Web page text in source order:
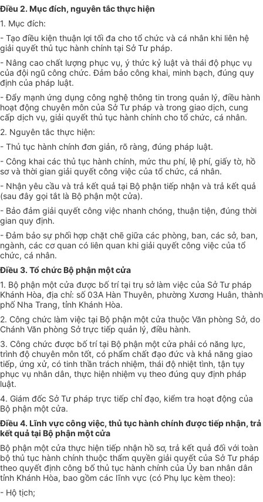
Điều 2. Mục đích, nguyên tắc thực hiện
1. Mục đích:
- Tạo điều kiện thuận lợi tối đa cho tổ chức và cá nhân khi liên hệ
giải quyết thủ tục hành chính tại Sở Tư pháp.
- Nâng cao chất lượng phục vụ, ý thức kỷ luật và thái độ phục vụ
của đội ngũ công chức. Đảm bảo công khai, minh bạch, đúng quy
định của pháp luật.
-Đẩy mạnh ứng dụng công nghệ thông tin trong quản lý, điều hành
hoạt động chuyên môn của Sở Tư pháp và trong giao dịch, cung
cấp dịch vụ, giải quyết thủ tục hành chính cho tổ chức, cá nhân.
2. Nguyên tắc thực hiện:
- Thủ tục hành chính đơn giản, rõ ràng, đúng pháp luật.
- Công khai các thủ tục hành chính, mức thu phí, lệ phí, giấy tờ, hồ
sơ và thời gian giải quyết công việc của tổ chức, cá nhân.
- Nhận yêu cầu và trả kết quả tại Bộ phận tiếp nhận và trả kết quả
(sau đây gọi tắt là Bộ phận một cửa).
- Bảo đảm giải quyết công việc nhanh chóng, thuận tiện, đúng thời
gian quy định.
-Đảm bảo sự phối hợp chặt chẽ giữa các phòng, ban, các sở, ban,
ngành, các cơ quan có liên quan khi giải quyết công việc của tổ
chức, cá nhân.
Điều 3. Tổ chức Bộ phận một cửa
1. Bộ phận một cửa được bố trí tại trụ sở làm việc của Sở Tư pháp
Khánh Hòa, địa chỉ: số 03A Hàn Thuyên, phường Xương Huân, thành
phố Nha Trang, tỉnh Khánh Hòa.
2. Công chức làm việc tại Bộ phận một cửa thuộc Văn phòng Sở, do
Chánh Văn phòng Sở trực tiếp quản lý, điều hành.
3. Công chức được bố trí tại Bộ phận một cửa phải có năng lực,
trình độ chuyên môn tốt, có phẩm chất đạo đức và khả năng giao
tiếp, ứng xử, có tinh thần trách nhiệm, thái độ nhiệt tình, tận tụy
phục vụ nhân dân, thực hiện nhiệm vụ theo đúng quy định pháp
luật.
4. Giám đốc Sở Tư pháp trực tiếp chỉ đạo, kiểm tra hoạt động của
Bộ phận một cửa.
Điều 4. Lĩnh vực công việc, thủ tục hành chính được tiếp nhận, trả
kết quả tại Bộ phận một cửa
Bộ phận một cửa thực hiện tiếp nhận hồ sơ, trả kết quả đối với toàn
bộ thủ tục hành chính thuộc thẩm quyền giải quyết của Sở Tư pháp
theo quyết định công bố thủ tục hành chính của Ủy ban nhân dân
tỉnh Khánh Hòa, bao gồm các lĩnh vực (có Phụ lục kèm theo):
- Hộ tịch;